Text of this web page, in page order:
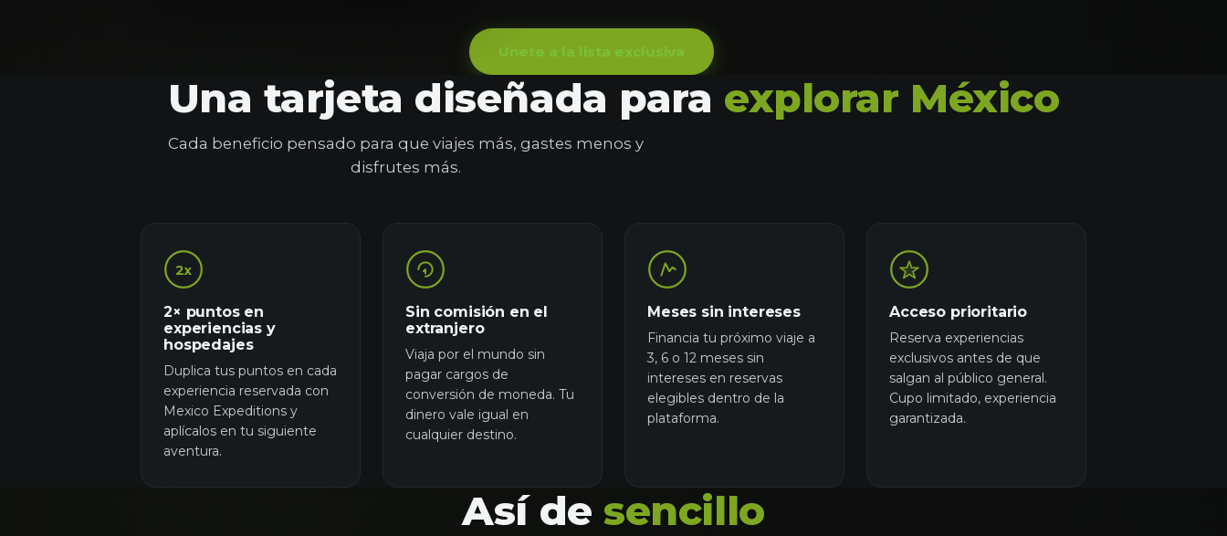
Únete a la lista exclusiva
Una tarjeta diseñada para explorar México
Cada beneficio pensado para que viajes más, gastes menos y
disfrutes más.
2x
2× puntos en
experiencias y
hospedajes
Duplica tus puntos en cada
experiencia reservada con
Mexico Expeditions y
aplícalos en tu siguiente
aventura.
Sin comisión en el
extranjero
Viaja por el mundo sin
pagar cargos de
conversión de moneda. Tu
dinero vale igual en
cualquier destino.
Meses sin intereses
Financia tu próximo viaje a
3, 6 o 12 meses sin
intereses en reservas
elegibles dentro de la
plataforma.
Acceso prioritario
Reserva experiencias
exclusivos antes de que
salgan al público general.
Cupo limitado, experiencia
garantizada.
Así desencillo